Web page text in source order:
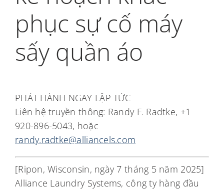
phục sự cố máy
sấy quần áo
PHÁT HÀNH NGAY LẬP TỨC
Liên hệ truyền thông: Randy F. Radtke, +1
920-896-5043, hoặc
randy.radtke@alliancels.com
[Ripon, Wisconsin, ngày 7 tháng 5 năm 2025]
Alliance Laundry Systems, công ty hàng đầu